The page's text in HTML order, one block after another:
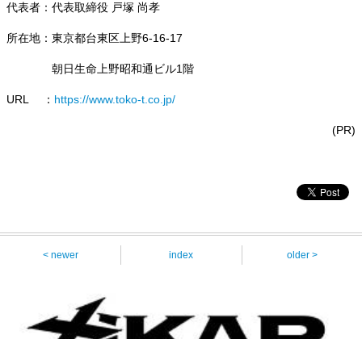
代表者：代表取締役 戸塚 尚孝
所在地：東京都台東区上野6-16-17
朝日生命上野昭和通ビル1階
URL ： https://www.toko-t.co.jp/
(PR)
< newer index older >